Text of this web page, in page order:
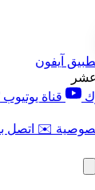
آيفون
قناة يوتيوب
✉️ اتصل